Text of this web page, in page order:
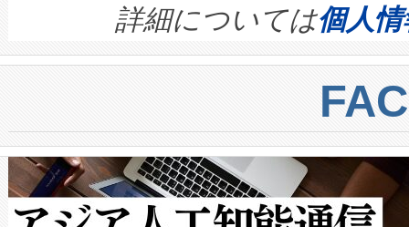
quality and reliability for AI
BESS stack to ensure battery
centers. Voltaiqは、ai&のAI
からシステム統合、試運転、
クルの各段階のデータを監視
[…]
す。ノーマルモードでは、
ートル先まで検出でき、これ
トに対して約600メートルに
では、反射率10％のターゲッ
で向上し、最大検知距離は
ットだけで最大1キロメート
詳細については個人